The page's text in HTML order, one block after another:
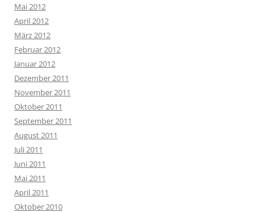
Mai 2012
April 2012
März 2012
Februar 2012
Januar 2012
Dezember 2011
November 2011
Oktober 2011
September 2011
August 2011
Juli 2011
Juni 2011
Mai 2011
April 2011
Oktober 2010